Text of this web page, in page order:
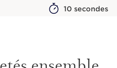
10 secondes